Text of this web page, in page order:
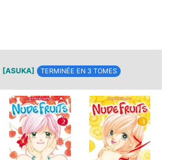
[ASUKA] TERMINÉE EN 3 TOMES